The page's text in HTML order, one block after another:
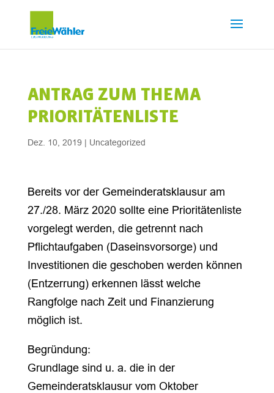
ANTRAG ZUM THEMA
PRIORITÄTENLISTE
Dez. 10, 2019 | Uncategorized
Bereits vor der Gemeinderatsklausur am
27./28. März 2020 sollte eine Prioritätenliste
vorgelegt werden, die getrennt nach
Pflichtaufgaben (Daseinsvorsorge) und
Investitionen die geschoben werden können
(Entzerrung) erkennen lässt welche
Rangfolge nach Zeit und Finanzierung
möglich ist.
Begründung:
Grundlage sind u. a. die in der
Gemeinderatsklausur vom Oktober